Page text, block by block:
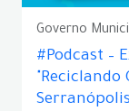
Governo
#Podcast –
"Reciclando